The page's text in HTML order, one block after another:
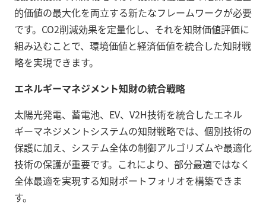
的価値の最大化を両立する新たなフレームワークが必要
です。CO2削減効果を定量化し、それを知財価値評価に
組み込むことで、環境価値と経済価値を統合した知財戦
略を実現できます。
エネルギーマネジメント知財の統合戦略
太陽光発電、蓄電池、EV、V2H技術を統合したエネル
ギーマネジメントシステムの知財戦略では、個別技術の
保護に加え、システム全体の制御アルゴリズムや最適化
技術の保護が重要です。これにより、部分最適ではなく
全体最適を実現する知財ポートフォリオを構築できま
す。